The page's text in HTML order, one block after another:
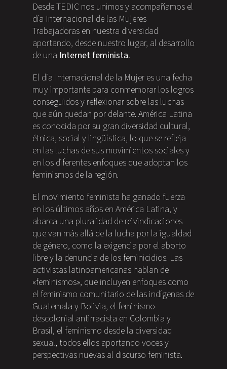
Desde TEDIC nos unimos y acompañamos el
día Internacional de las Mujeres
Trabajadoras en nuestra diversidad
aportando, desde nuestro lugar, al desarrollo
de una Internet feminista.
El día Internacional de la Mujer es una fecha
muy importante para conmemorar los logros
conseguidos y reflexionar sobre las luchas
que aún quedan por delante. América Latina
es conocida por su gran diversidad cultural,
étnica, social y lingüística, lo que se refleja
en las luchas de sus movimientos sociales y
en los diferentes enfoques que adoptan los
feminismos de la región.
El movimiento feminista ha ganado fuerza
en los últimos años en América Latina, y
abarca una pluralidad de reivindicaciones
que van más allá de la lucha por la igualdad
de género, como la exigencia por el aborto
libre y la denuncia de los feminicidios. Las
activistas latinoamericanas hablan de
«feminismos», que incluyen enfoques como
el feminismo comunitario de las indígenas de
Guatemala y Bolivia, el feminismo
descolonial antirracista en Colombia y
Brasil, el feminismo desde la diversidad
sexual, todos ellos aportando voces y
perspectivas nuevas al discurso feminista.